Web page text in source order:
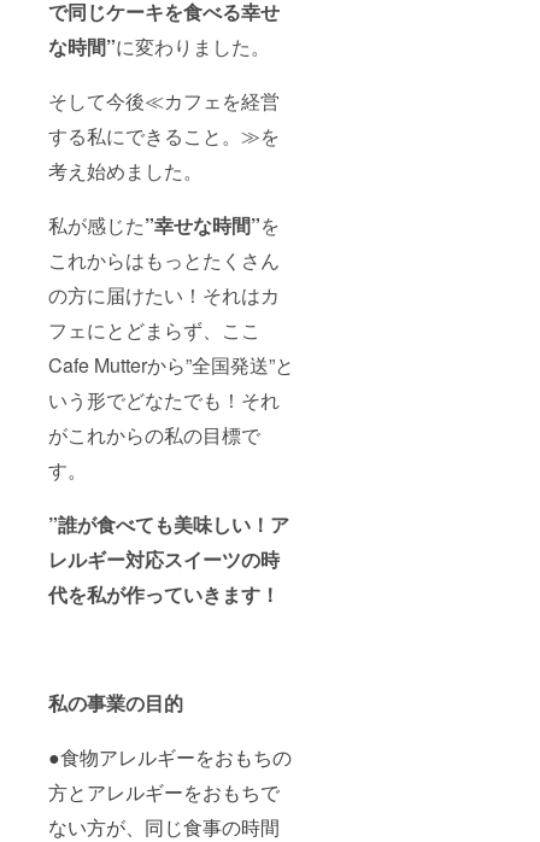
で同じケーキを食べる幸せ
な時間”に変わりました。
そして今後≪カフェを経営
する私にできること。≫を
考え始めました。
私が感じた”幸せな時間”を
これからはもっとたくさん
の方に届けたい！それはカ
フェにとどまらず、ここ
Cafe Mutterから”全国発送”と
いう形でどなたでも！それ
がこれからの私の目標で
す。
”誰が食べても美味しい！ア
レルギー対応スイーツの時
代を私が作っていきます！
私の事業の目的
●食物アレルギーをおもちの
方とアレルギーをおもちで
ない方が、同じ食事の時間